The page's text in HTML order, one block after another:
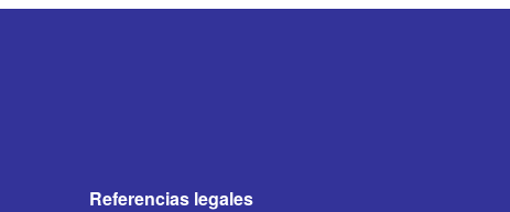
Referencias legales